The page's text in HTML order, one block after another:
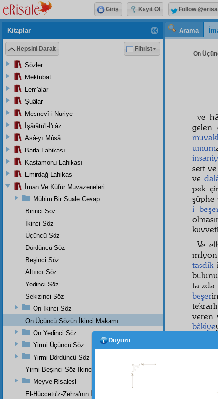
Arama
On
ve
gelen
umum
sert
ve
pek
i
Ve
tasdik
tarzda
beşer
veren
bâkiye
Kitaplar
Hepsini Daralt Fihrist
Sözler
Mektubat
Lem'alar
Şuâlar
Mesnevî-i Nuriye
İşârâtü'l-İ'câz
Asâ-yı Mûsâ
Barla Lahikası
Kastamonu Lahikası
Emirdağ Lahikası
İman Ve Küfür Muvazeneleri
Mühim Bir Suale Cevap
Birinci Söz
İkinci Söz
Üçüncü Söz
Dördüncü Söz
Beşinci Söz
Altıncı Söz
Yedinci Söz
Sekizinci Söz
On İkinci Söz
On Üçüncü Sözün İkinci Makamı
On Yedinci Söz
Yirmi Üçüncü Söz
Yirmi Dördüncü Söz Beşinci Dal
Yirmi Beşinci Söz İkinci Cilve
Meyve Risalesi
El-Hüccetü'z-Zehra'nın İkinci Makamı
Giriş Kayıt Ol Follow
Duyuru